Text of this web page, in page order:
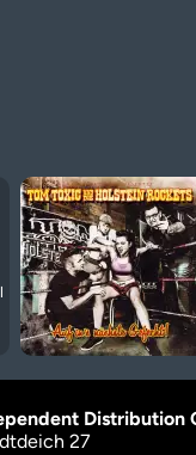
Distribution
27